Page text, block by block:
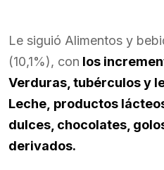
Le siguió Alimentos y
(10,1%), con los
Verduras, tubérculos y
Leche, productos
dulces, chocolates,
derivados.